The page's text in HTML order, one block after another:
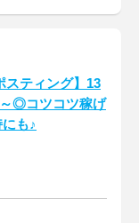
スティング】13
◎コツコツ稼げ
も♪